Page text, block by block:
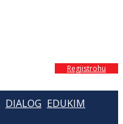
Regjistrohu
DIALOG EDUKIM